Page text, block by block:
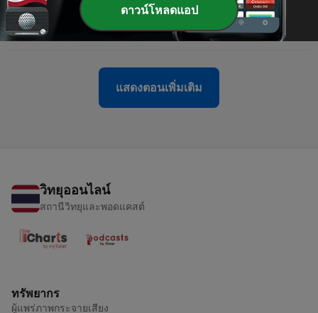
297 - What the Odyssey is hiding
22 ก.ค. 2026
แสดงตอนเพิ่มเติม
วิทยุออนไลน์
สถานีวิทยุและพอดแคสต์
ทรัพยากร
ผู้แพร่ภาพกระจายเสียง
ดาวน์โหลดแอป